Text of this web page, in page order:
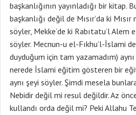
başkanlığının yayınladığı bir kitap.
başkanlığı değil de Mısır’da ki
söyler, Mekke’de ki Rabıtatu’l Alem
söyler. Mecnun-u el-Fıkhu’l-İslami
duyduğum için tam yazamadım)
nerede İslami eğitim gösteren bir
aynı şeyi söyler. Şimdi mesela
Nebidir değil mi resul değildir. Az
kullandı orda değil mi? Peki Allahu